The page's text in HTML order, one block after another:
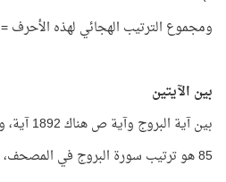
ومجموع الترتيب الهجائي لهذه الأحرف = 23
بين الآيتين
بين آية البروج وآية ص هناك 1892 آية، وهذا العدد = 85 × 22 + 22
85 هو ترتيب سورة البروج في المصحف، و22 هو عدد آياتها!